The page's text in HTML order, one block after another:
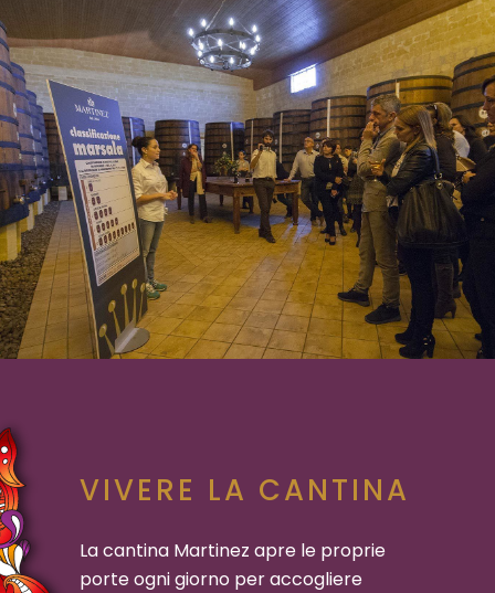
VIVERE LA CANTINA
La cantina Martinez apre le proprie
porte ogni giorno per accogliere